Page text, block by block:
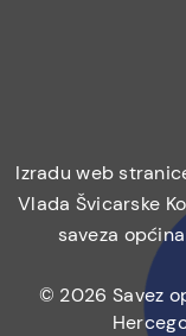
Izradu web
Vlada Švicarske
saveza
© 2026 Savez